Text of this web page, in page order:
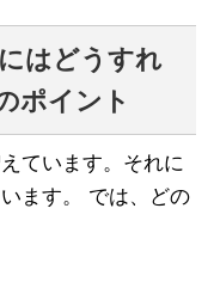
はどうすれ
ポイント
ています。それに
ます。 では、どの